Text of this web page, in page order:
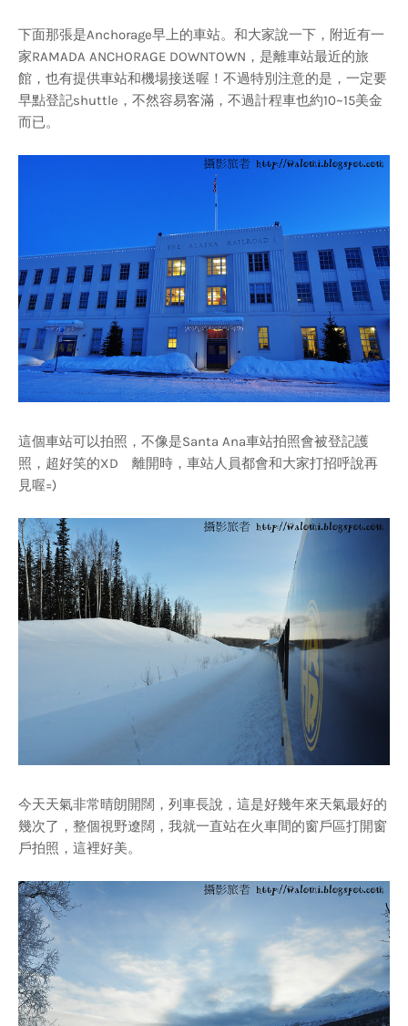
下面那張是Anchorage早上的車站。和大家說一下，附近有一
家RAMADA ANCHORAGE DOWNTOWN，是離車站最近的旅
館，也有提供車站和機場接送喔！不過特別注意的是，一定要
早點登記shuttle，不然容易客滿，不過計程車也約10~15美金
而已。
這個車站可以拍照，不像是Santa Ana車站拍照會被登記護
照，超好笑的XD 離開時，車站人員都會和大家打招呼說再
見喔=)
今天天氣非常晴朗開闊，列車長說，這是好幾年來天氣最好的
幾次了，整個視野遼闊，我就一直站在火車間的窗戶區打開窗
戶拍照，這裡好美。